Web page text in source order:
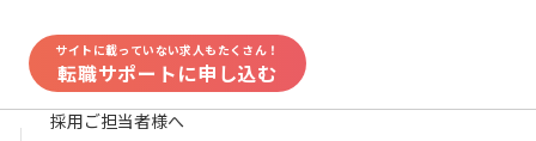
サイトに載っていない求人もたくさん！
転職サポートに申し込む
採用ご担当者様へ